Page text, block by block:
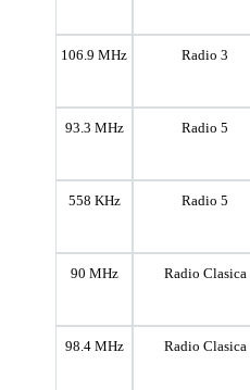
106.9 MHz Radio 3
93.3 MHz Radio 5
558 KHz Radio 5
90 MHz Radio Clasica
98.4 MHz Radio Clasica